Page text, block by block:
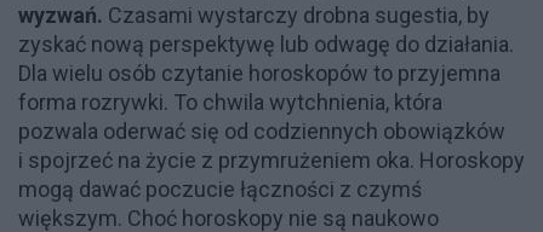
wyzwań. Czasami wystarczy drobna sugestia, by
zyskać nową perspektywę lub odwagę do działania.
Dla wielu osób czytanie horoskopów to przyjemna
forma rozrywki. To chwila wytchnienia, która
pozwala oderwać się od codziennych obowiązków
i spojrzeć na życie z przymrużeniem oka. Horoskopy
mogą dawać poczucie łączności z czymś
większym. Choć horoskopy nie są naukowo